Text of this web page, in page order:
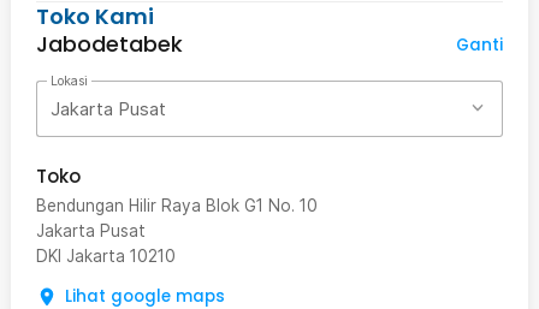
Toko Kami
Jabodetabek
Ganti
Lokasi
Jakarta Pusat
Toko
Bendungan Hilir Raya Blok G1 No. 10
Jakarta Pusat
DKI Jakarta 10210
Lihat google maps